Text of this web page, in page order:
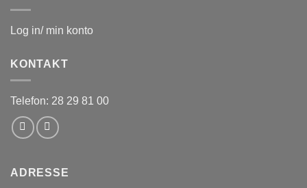
Log in/ min konto
KONTAKT
Telefon: 28 29 81 00
ADRESSE